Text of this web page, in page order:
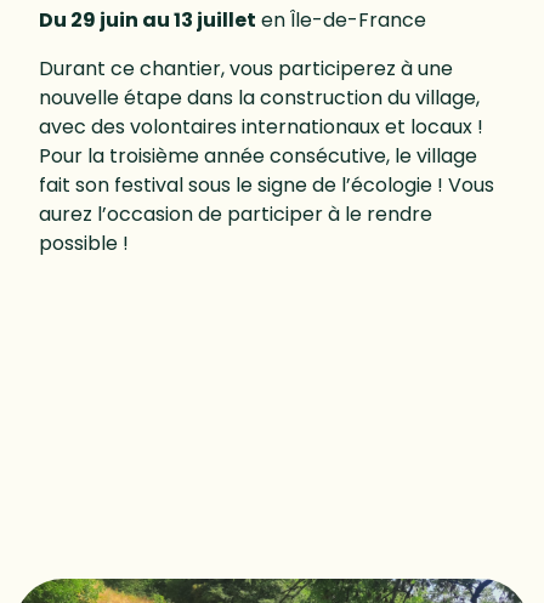
Du 29 juin au 13 juillet en Île-de-France
Durant ce chantier, vous participerez à une
nouvelle étape dans la construction du village,
avec des volontaires internationaux et locaux !
Pour la troisième année consécutive, le village
fait son festival sous le signe de l’écologie ! Vous
aurez l’occasion de participer à le rendre
possible !